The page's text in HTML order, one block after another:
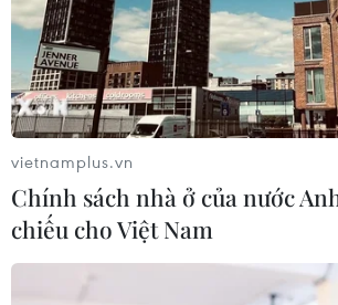
vietnamplus.vn
Chính sách nhà ở của nước
chiếu cho Việt Nam